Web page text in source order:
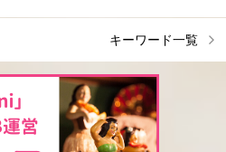
キーワード一覧